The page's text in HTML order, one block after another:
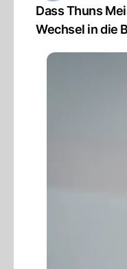
Dass Thuns
Wechsel in die